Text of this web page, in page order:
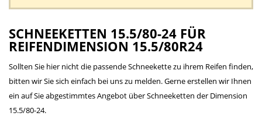
SCHNEEKETTEN 15.5/80-24 FÜR
REIFENDIMENSION 15.5/80R24
Sollten Sie hier nicht die passende Schneekette zu ihrem Reifen finden,
bitten wir Sie sich einfach bei uns zu melden. Gerne erstellen wir Ihnen
ein auf Sie abgestimmtes Angebot über Schneeketten der Dimension
15.5/80-24.